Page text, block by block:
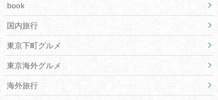
book
国内旅行
東京下町グルメ
東京海外グルメ
海外旅行